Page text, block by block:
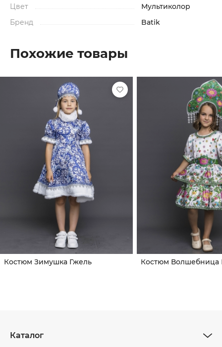
Цвет
Мультиколор
Бренд
Batik
Похожие товары
Костюм Зимушка Гжель Костюм Волшебница
Каталог